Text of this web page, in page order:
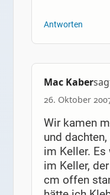
Antworten
Mac Kaber
26. Oktober
Wir kamen
und
im Keller. Es
im Keller,
cm offen